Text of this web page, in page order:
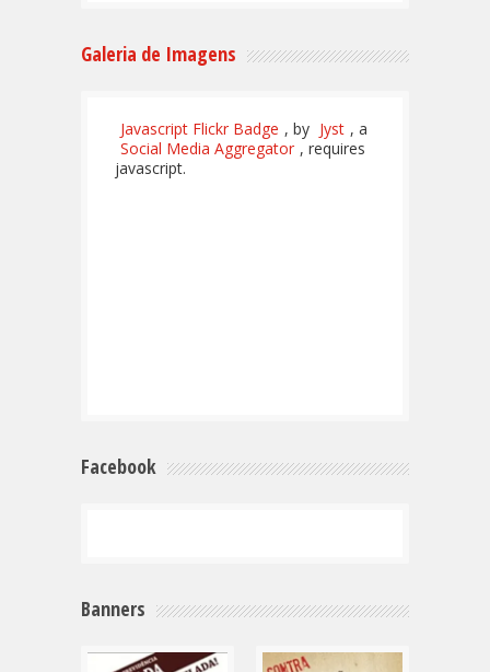
Galeria de Imagens
Javascript Flickr Badge , by Jyst , a
Social Media Aggregator , requires
javascript.
Facebook
Banners